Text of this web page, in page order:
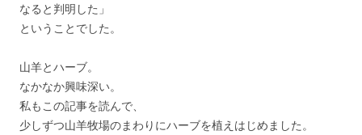
なると判明した」
ということでした。
山羊とハーブ。
なかなか興味深い。
私もこの記事を読んで、
少しずつ山羊牧場のまわりにハーブを植えはじめました。